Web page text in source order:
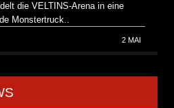
die VELTINS-Arena in eine
Monstertruck..
2 MAI